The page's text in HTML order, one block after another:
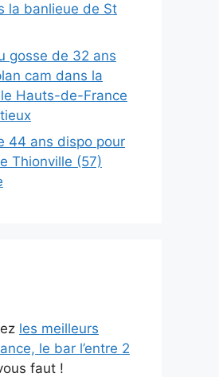
la banlieue de St
gosse de 32 ans
cam dans la
Hauts-de-France
44 ans dispo pour
Thionville (57)
les meilleurs
le bar l’entre 2
faut !